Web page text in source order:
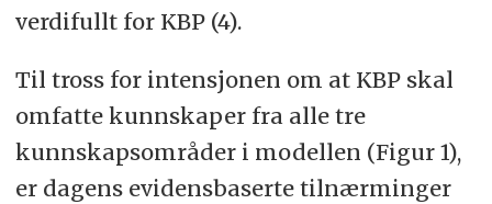
verdifullt for KBP (4).
Til tross for intensjonen om at KBP skal
omfatte kunnskaper fra alle tre
kunnskapsområder i modellen (Figur 1),
er dagens evidensbaserte tilnærminger